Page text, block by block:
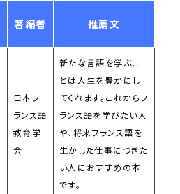
著編者 推薦文
日本フ
ランス語
教育学
会
新たな言語を学ぶこ
とは人生を豊かにし
てくれます。これからフ
ランス語を学びたい人
や、将来フランス語を
生かした仕事につきた
い人におすすめの本
です。